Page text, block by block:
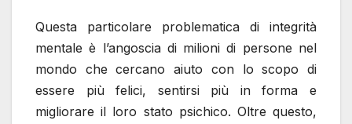
Questa particolare problematica di integrità
mentale è l’angoscia di milioni di persone nel
mondo che cercano aiuto con lo scopo di
essere più felici, sentirsi più in forma e
migliorare il loro stato psichico. Oltre questo,